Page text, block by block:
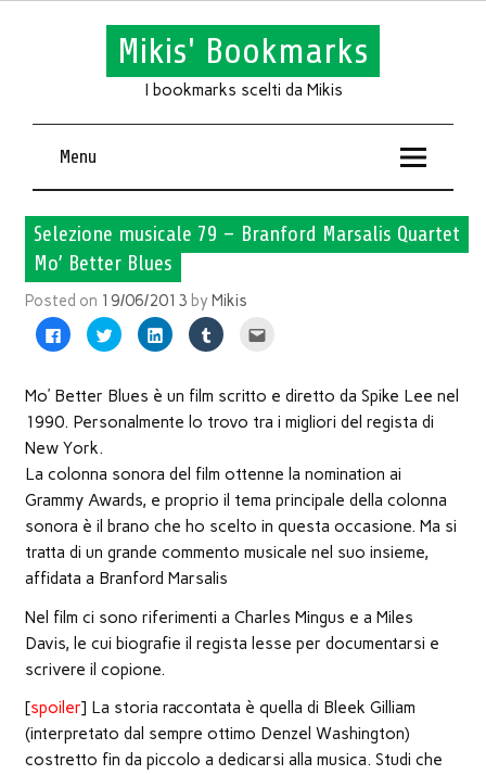
Mikis' Bookmarks
I bookmarks scelti da Mikis
Menu
Selezione musicale 79 – Branford Marsalis Quartet
Mo’ Better Blues
Posted on 19/06/2013 byMikis
Fai
clic
Facebook
apre
una
finestra)
Fai
clic
su
(Si
nuova
Fai
clic
su
(Si
nuova
Fai
clic
su
(Si
nuova
l'articolo
mail
(Si
in
una
nuova
finestra)
Mo’ Better Blues è un film scritto e diretto da Spike Lee nel
1990. Personalmente lo trovo tra i migliori del regista di
New York.
La colonna sonora del film ottenne la nomination ai
Grammy Awards, e proprio il tema principale della colonna
sonora è il brano che ho scelto in questa occasione. Ma si
tratta di un grande commento musicale nel suo insieme,
affidata a Branford Marsalis
Nel film ci sono riferimenti a Charles Mingus e a Miles
Davis, le cui biografie il regista lesse per documentarsi e
scrivere il copione.
[spoiler] La storia raccontata è quella di Bleek Gilliam
(interpretato dal sempre ottimo Denzel Washington)
costretto fin da piccolo a dedicarsi alla musica. Studi che